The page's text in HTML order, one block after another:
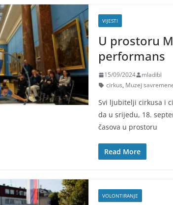
VIJESTI
U prostoru
performans
15/09/2024
mladibl
cirkus, Muzej
Svi ljubitelji cirkusa i
da u srijedu, 18.
časova u prostoru
Read More
VOLONTIRANJE